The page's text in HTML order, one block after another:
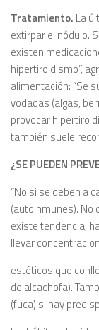
Tratamiento. La
extirpar el nódulo.
existen
hipertiroidismo”,
alimentación: “Se
yodadas (algas,
provocar
también suele
¿SE PUEDEN
“No si se deben a
(autoinmunes). No
existe tendencia,
llevar
estéticos que
de alcachofa).
(fuca) si hay